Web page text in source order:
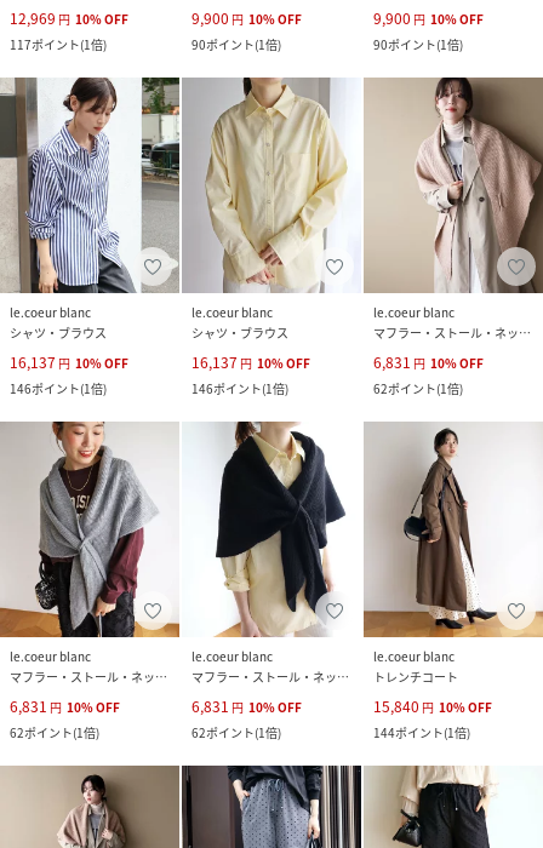
12,969 円 10%OFF
117ポイント(1倍)
9,900 円 10%OFF
90ポイント(1倍)
9,900 円 10%OFF
90ポイント(1倍)
le.coeur blanc
シャツ・ブラウス
16,137 円 10%OFF
146ポイント(1倍)
le.coeur blanc
シャツ・ブラウス
16,137 円 10%OFF
146ポイント(1倍)
le.coeur blanc
マフラー・ストール・ネックウォーマー
6,831 円 10%OFF
62ポイント(1倍)
le.coeur blanc
マフラー・ストール・ネックウォーマー
6,831 円 10%OFF
62ポイント(1倍)
le.coeur blanc
マフラー・ストール・ネックウォーマー
6,831 円 10%OFF
62ポイント(1倍)
le.coeur blanc
トレンチコート
15,840 円 10%OFF
144ポイント(1倍)